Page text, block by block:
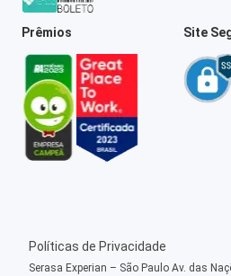
Prêmios Site
Políticas de Privacidade
Serasa Experian – São Paulo Av. das